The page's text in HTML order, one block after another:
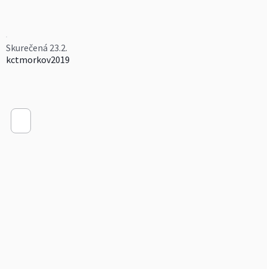
Skurečená 23.2.
kctmorkov2019